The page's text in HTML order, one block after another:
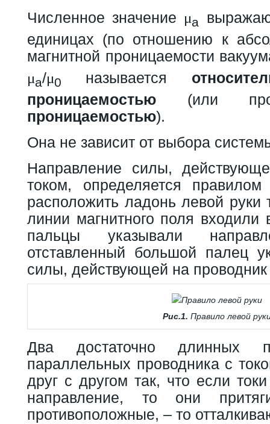
Численное значение μа
единицах (по отношению к
магнитной проницаемости
μа/μ0 называется
проницаемостью (или
проницаемостью).
Она не зависит от выбора
Направление силы,
током, определяется
расположить ладонь левой руки
линии магнитного поля
пальцы указывали
отставленный большой палец
силы, действующей на проводник
Рис.1. Правило левой
Два достаточно длинных
параллельных проводника с
друг с другом так, что если
направление, то они
противоположные, – то